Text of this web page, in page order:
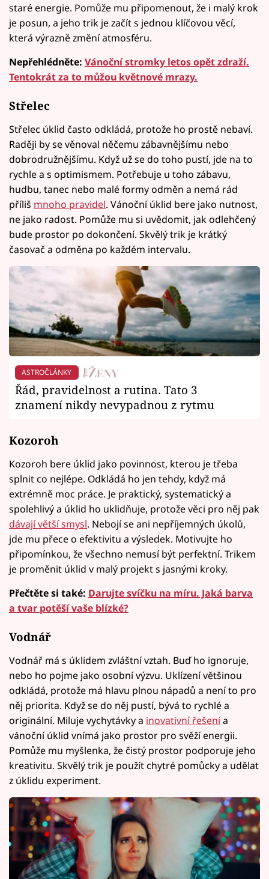
staré energie. Pomůže mu připomenout, že i malý krok
je posun, a jeho trik je začít s jednou klíčovou věcí,
která výrazně změní atmosféru.
Nepřehlédněte: Vánoční stromky letos opět zdraží.
Tentokrát za to můžou květnové mrazy.
Střelec
Střelec úklid často odkládá, protože ho prostě nebaví.
Raději by se věnoval něčemu zábavnějšímu nebo
dobrodružnějšímu. Když už se do toho pustí, jde na to
rychle a s optimismem. Potřebuje u toho zábavu,
hudbu, tanec nebo malé formy odměn a nemá rád
příliš mnoho pravidel. Vánoční úklid bere jako nutnost,
ne jako radost. Pomůže mu si uvědomit, jak odlehčený
bude prostor po dokončení. Skvělý trik je krátký
časovač a odměna po každém intervalu.
ASTROČLÁNKY
Řád, pravidelnost a rutina. Tato 3
znamení nikdy nevypadnou z rytmu
Kozoroh
Kozoroh bere úklid jako povinnost, kterou je třeba
splnit co nejlépe. Odkládá ho jen tehdy, když má
extrémně moc práce. Je praktický, systematický a
spolehlivý a úklid ho uklidňuje, protože věci pro něj pak
dávají větší smysl. Nebojí se ani nepříjemných úkolů,
jde mu přece o efektivitu a výsledek. Motivujte ho
připomínkou, že všechno nemusí být perfektní. Trikem
je proměnit úklid v malý projekt s jasnými kroky.
Přečtěte si také: Darujte svíčku na míru. Jaká barva
a tvar potěší vaše blízké?
Vodnář
Vodnář má s úklidem zvláštní vztah. Buď ho ignoruje,
nebo ho pojme jako osobní výzvu. Uklízení většinou
odkládá, protože má hlavu plnou nápadů a není to pro
něj priorita. Když se do něj pustí, bývá to rychlé a
originální. Miluje vychytávky a inovativní řešenía
vánoční úklid vnímá jako prostor pro svěží energii.
Pomůže mu myšlenka, že čistý prostor podporuje jeho
kreativitu. Skvělý trik je použít chytré pomůcky a udělat
z úklidu experiment.